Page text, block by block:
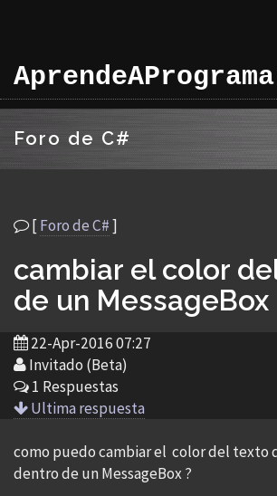
Foro de C#
[Foro de C#]
cambiar el color
de un MessageBox
22-Apr-2016 07:27
Invitado (Beta)
1 Respuestas
Ultima respuesta
como puedo cambiar el color del texto
dentro de un MessageBox ?